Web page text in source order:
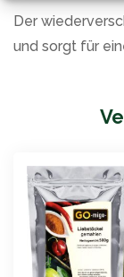
Der
und sorgt für